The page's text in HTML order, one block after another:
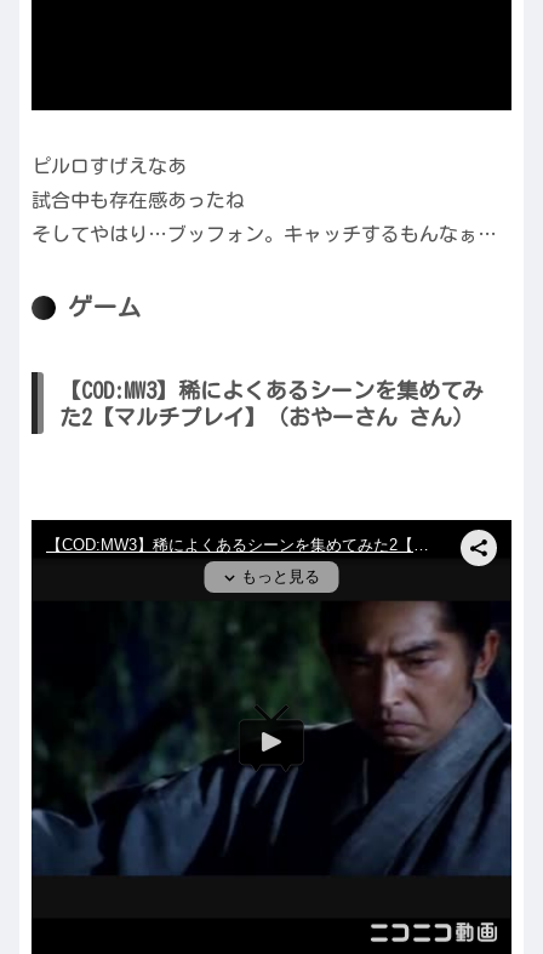
ピルロすげえなあ
試合中も存在感あったね
そしてやはり…ブッフォン。キャッチするもんなぁ…
ゲーム
【COD:MW3】稀によくあるシーンを集めてみ
た2【マルチプレイ】（おやーさん さん）